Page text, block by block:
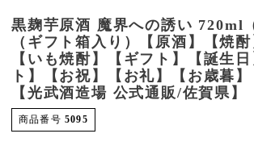
黒麹芋原酒 魔界への誘い 720ml
（ギフト箱入り）【原酒】【焼酎
【いも焼酎】【ギフト】【誕生
ト】【お祝】【お礼】【お歳暮】
【光武酒造場 公式通販/佐賀県】
商品番号 5095